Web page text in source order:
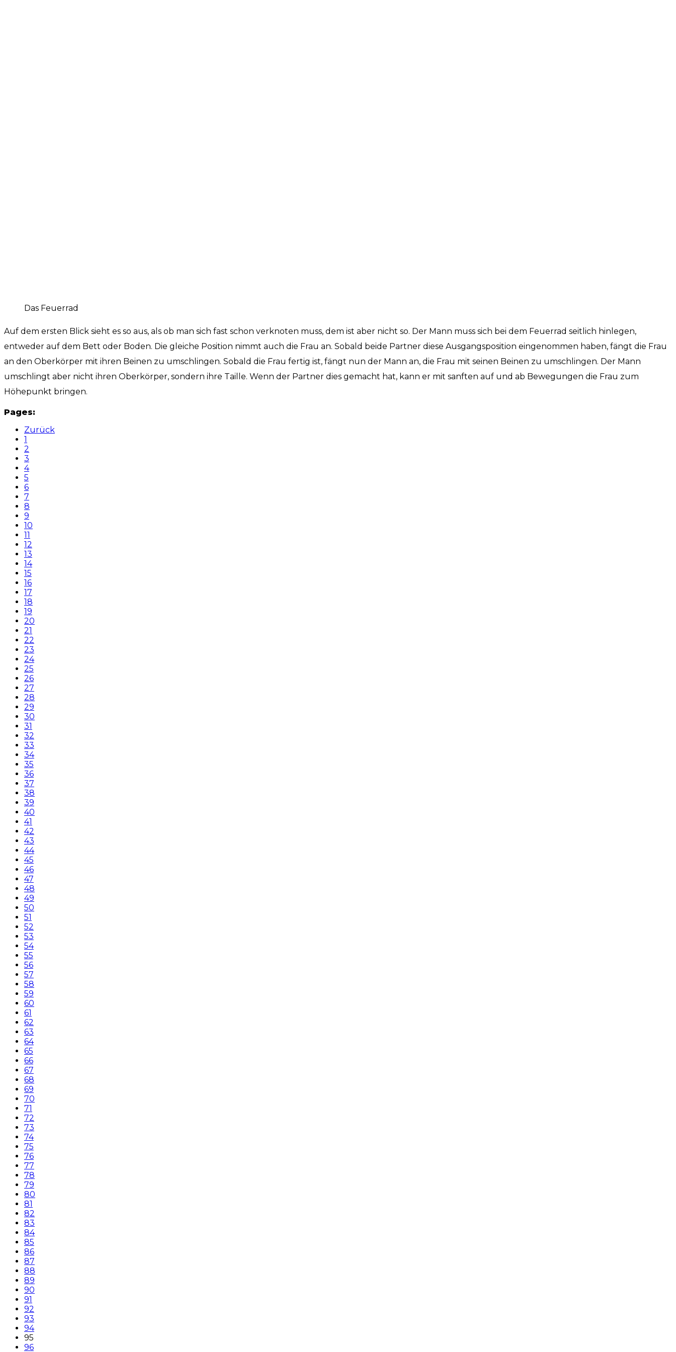
Das Feuerrad
Auf dem ersten Blick sieht es so aus, als ob man sich fast schon verknoten muss, dem ist aber nicht so. Der Mann muss sich bei dem Feuerrad seitlich hinlegen,
entweder auf dem Bett oder Boden. Die gleiche Position nimmt auch die Frau an. Sobald beide Partner diese Ausgangsposition eingenommen haben, fängt die Frau
an den Oberkörper mit ihren Beinen zu umschlingen. Sobald die Frau fertig ist, fängt nun der Mann an, die Frau mit seinen Beinen zu umschlingen. Der Mann
umschlingt aber nicht ihren Oberkörper, sondern ihre Taille. Wenn der Partner dies gemacht hat, kann er mit sanften auf und ab Bewegungen die Frau zum
Höhepunkt bringen.
Pages:
Zurück
1
2
3
4
5
6
7
8
9
10
11
12
13
14
15
16
17
18
19
20
21
22
23
24
25
26
27
28
29
30
31
32
33
34
35
36
37
38
39
40
41
42
43
44
45
46
47
48
49
50
51
52
53
54
55
56
57
58
59
60
61
62
63
64
65
66
67
68
69
70
71
72
73
74
75
76
77
78
79
80
81
82
83
84
85
86
87
88
89
90
91
92
93
94
95
96